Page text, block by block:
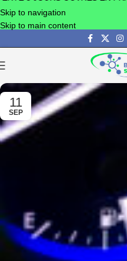
Skip to navigation
Skip to main content
11
SEP